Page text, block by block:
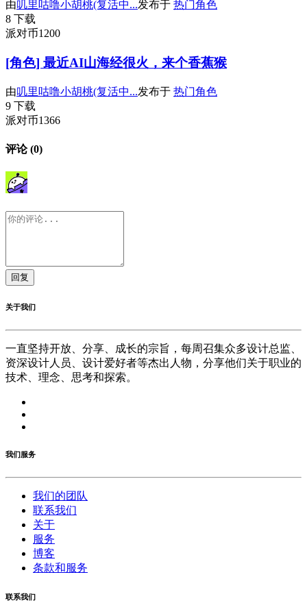
由叽里咕噜小胡桃(复活中...发布于 热门角色
8 下载
派对币1200
[角色] 最近AI山海经很火，来个香蕉猴
由叽里咕噜小胡桃(复活中...发布于 热门角色
9 下载
派对币1366
评论 (0)
回复
关于我们
一直坚持开放、分享、成长的宗旨，每周召集众多设计总监、
资深设计人员、设计爱好者等杰出人物，分享他们关于职业的
技术、理念、思考和探索。
我们服务
我们的团队
联系我们
关于
服务
博客
条款和服务
联系我们